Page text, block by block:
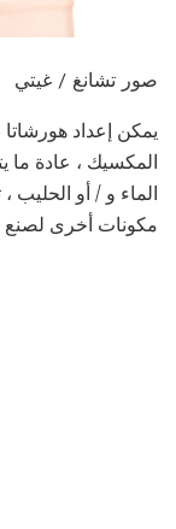
صور تشانغ / غيتي
يمكن إعداد
المكسيك ، عادة ما
الماء و / أو الحليب
مكونات أخرى